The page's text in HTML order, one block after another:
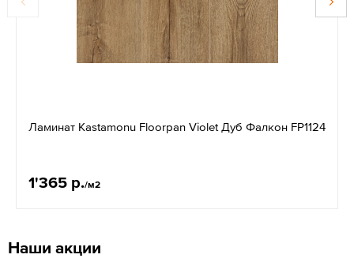
Ламинат Kastamonu Floorpan Violet Дуб Фалкон FP1124
1'365 р./м2
Наши акции